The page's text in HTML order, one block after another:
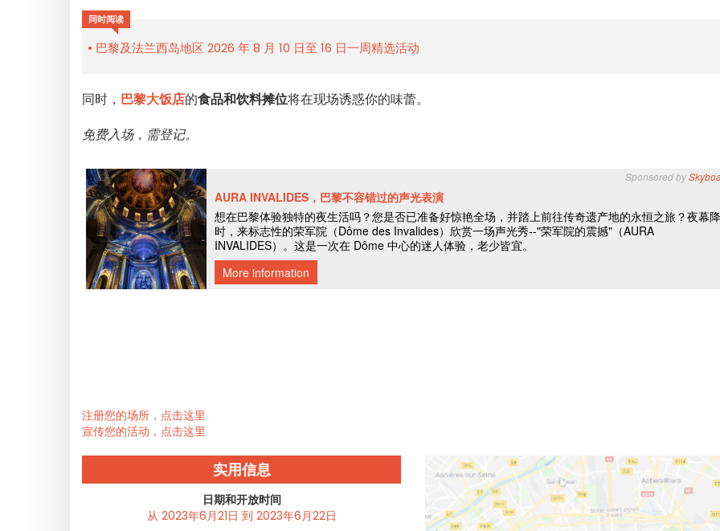
同时阅读
巴黎及法兰西岛地区 2026 年 8 月 10 日至 16 日一周精选活动
同时， 巴黎大饭店的食品和饮料摊位将在现场诱惑你的味蕾。
免费入场，需登记。
注册您的场所，点击这里
宣传您的活动，点击这里
实用信息
日期和开放时间
从 2023年6月21日 到 2023年6月22日